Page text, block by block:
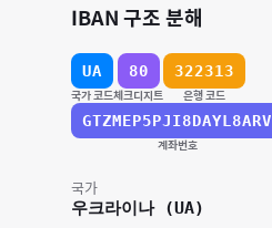
IBAN 구조 분해
UA
국가 코드
80
체크디지트
322313
은행 코드
GTZMEP5PJI8DAYL8ARV
계좌번호
국가
우크라이나(UA)